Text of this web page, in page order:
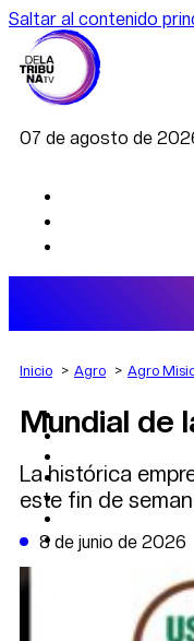
Saltar al contenido
07 de agosto de
AGRO
DEPORTES
POLÍTICA
CAMBIO
DE LA
Inicio Agro Agro
Mundial de
La histórica
este fin de
8 de junio de 2026